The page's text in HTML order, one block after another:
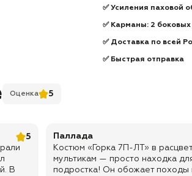
✅ Усиления паховой
✅ Карманы: 2
✅ Доставка по всей
✅ Быстрая отправка
Оценка 5
5
В
Паллада
Костюм «Горка 7П-ЛТ» в
мультикам — просто находка
подростка! Он обожает походы